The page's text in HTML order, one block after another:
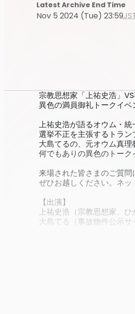
Latest Archive End Time
Nov 5 2024 (Tue) 23:59
宗教思想家「上祐史浩」
異色の満員御礼トークイベ
上祐史浩が語るオウム・統
選挙不正を主張するトラン
大島てるの、元オウム真理
何でもありの異色のトーク
来場された皆さまのご質問
ぜひお越しください。ネッ
【出演】
上祐史浩（宗教思想家、ひ
大島てる（事故物件公示